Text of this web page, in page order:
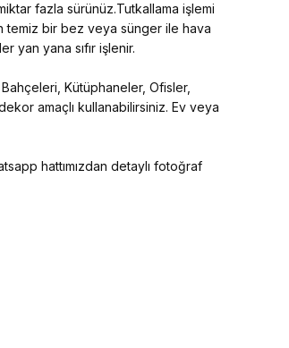
fazla sürünüz.Tutkallama işlemi
temiz bir bez veya sünger ile hava
yan yana sıfır işlenir.
Kütüphaneler, Ofisler,
amaçlı kullanabilirsiniz. Ev veya
hattımızdan detaylı fotoğraf